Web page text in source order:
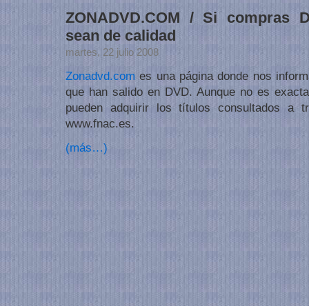
ZONADVD.COM / Si compras
sean de calidad
martes, 22 julio 2008
Zonadvd.com es una página donde nos
que han salido en DVD. Aunque no es
pueden adquirir los títulos consultados a
www.fnac.es.
(más…)